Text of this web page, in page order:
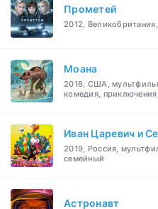
Прометей
2012,
Моана
2016, США,
комедия,
Иван Царевич и
2019, Россия,
семейный
Астронавт